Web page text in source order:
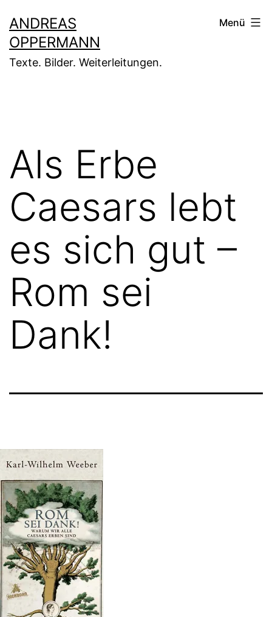
Inhalt
springen
ANDREAS
OPPERMANN
Texte. Bilder. Weiterleitungen.
Menü
Als Erbe
Caesars lebt
es sich gut –
Rom sei
Dank!